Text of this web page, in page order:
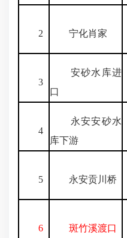
2 宁化肖家
3
安砂水库进
口
4
永安安砂水
库下游
5 永安贡川桥
6 斑竹溪渡口